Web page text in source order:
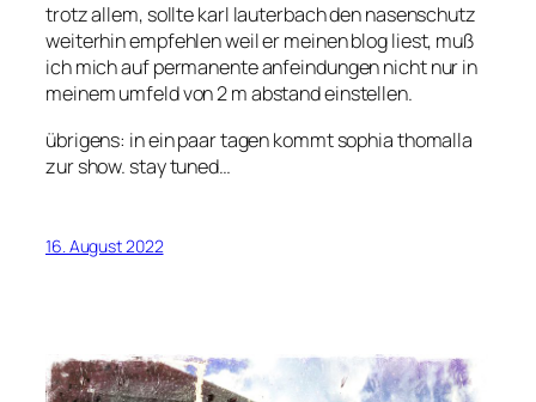
trotz allem, sollte karl lauterbach den nasenschutz
weiterhin empfehlen weil er meinen blog liest, muß
ich mich auf permanente anfeindungen nicht nur in
meinem umfeld von 2 m abstand einstellen.
übrigens: in ein paar tagen kommt sophia thomalla
zur show. stay tuned…
16. August 2022